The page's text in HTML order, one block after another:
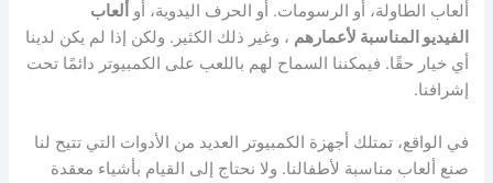
ألعاب الطاولة، أو الرسومات. أو الحرف اليدوية، أو ألعاب
الفيديو المناسبة لأعمارهم ، وغير ذلك الكثير. ولكن إذا لم يكن لدينا
أي خيار حقًا. فيمكننا السماح لهم باللعب على الكمبيوتر دائمًا تحت
إشرافنا.
في الواقع، تمتلك أجهزة الكمبيوتر العديد من الأدوات التي تتيح لنا
صنع ألعاب مناسبة لأطفالنا. ولا نحتاج إلى القيام بأشياء معقدة